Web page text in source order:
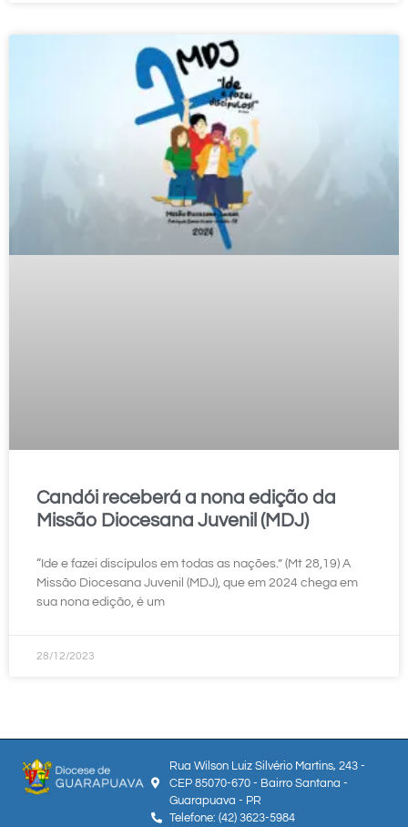
Candói receberá a nona edição da
Missão Diocesana Juvenil (MDJ)
“Ide e fazei discípulos em todas as nações.” (Mt 28,19) A
Missão Diocesana Juvenil (MDJ), que em 2024 chega em
sua nona edição, é um
28/12/2023
Rua Wilson Luiz Silvério Martins, 243 -
CEP 85070-670 - Bairro Santana -
Guarapuava - PR
Telefone: (42) 3623-5984